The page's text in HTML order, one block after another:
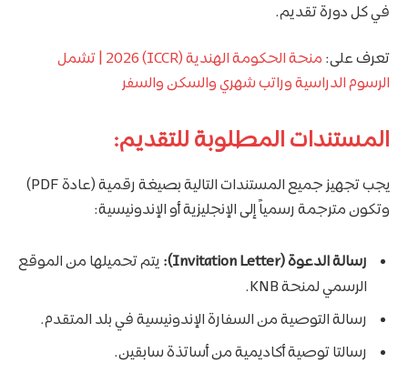
في كل دورة تقديم.
تعرف على:
منحة الحكومة الهندية (ICCR) 2026 | تشمل
الرسوم الدراسية وراتب شهري والسكن والسفر
المستندات المطلوبة للتقديم:
يجب تجهيز جميع المستندات التالية بصيغة رقمية (عادة PDF)
وتكون مترجمة رسمياً إلى الإنجليزية أو الإندونيسية:
رسالة الدعوة (Invitation Letter):
يتم تحميلها من الموقع
الرسمي لمنحة KNB.
رسالة التوصية من السفارة الإندونيسية في بلد المتقدم.
رسالتا توصية أكاديمية من أساتذة سابقين.